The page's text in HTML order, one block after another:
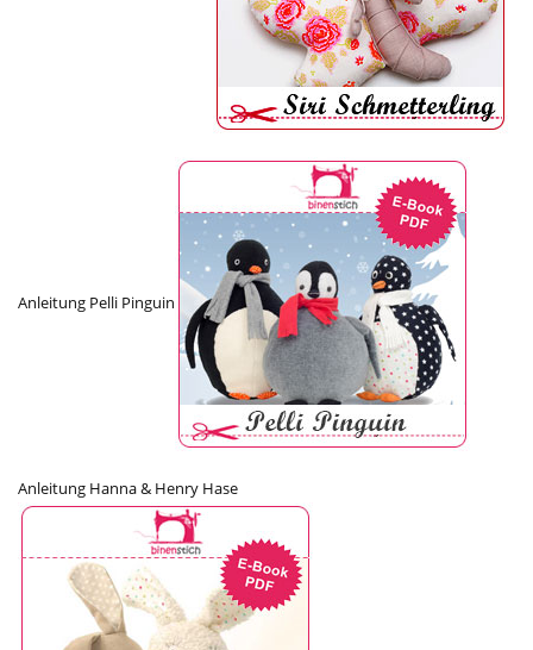
Anleitung Pelli Pinguin
Anleitung Hanna & Henry Hase